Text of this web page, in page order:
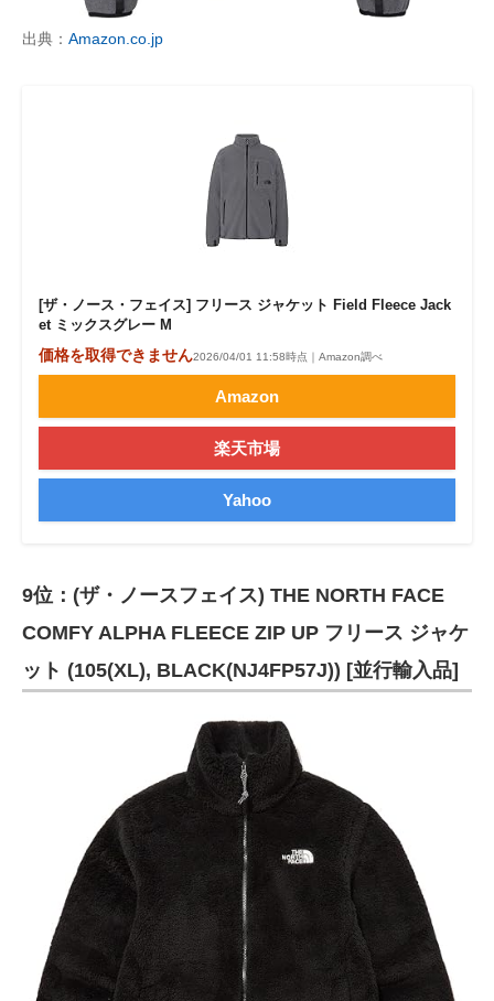
出典： Amazon.co.jp
[ザ・ノース・フェイス] フリース ジャケット Field Fleece Jack
et ミックスグレー M
価格を取得できません2026/04/01 11:58時点｜Amazon調べ
Amazon
楽天市場
Yahoo
9位：(ザ・ノースフェイス) THE NORTH FACE
COMFY ALPHA FLEECE ZIP UP フリース ジャケ
ット (105(XL), BLACK(NJ4FP57J)) [並行輸入品]